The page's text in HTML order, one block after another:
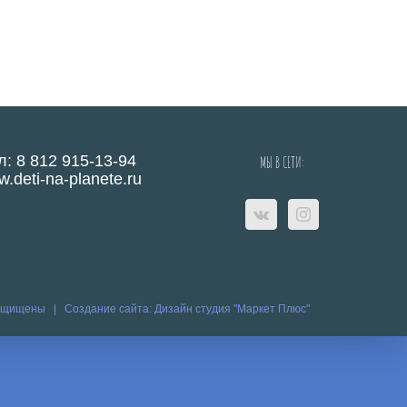
8 812 915-13-94
na-planete.ru
МЫ В СЕТИ:
| Создание сайта: Дизайн студия "Маркет Плюс"